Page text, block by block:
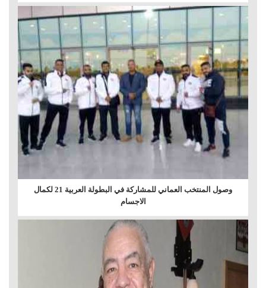
وصول المنتخب العماني للمشاركة في البطولة العربية 21 لكمال
الاجسام